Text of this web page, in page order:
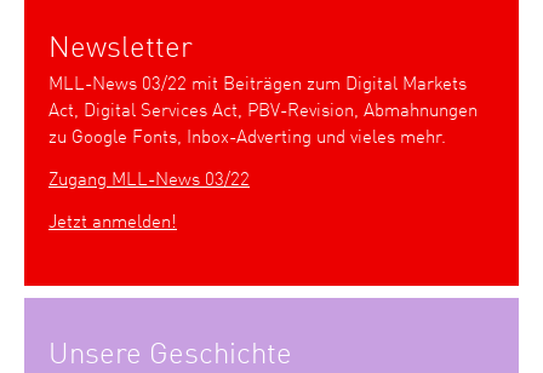
Newsletter
MLL-News 03/22 mit Beiträgen zum Digital Markets
Act, Digital Services Act, PBV-Revision, Abmahnungen
zu Google Fonts, Inbox-Adverting und vieles mehr.
Zugang MLL-News 03/22
Jetzt anmelden!
Unsere Geschichte